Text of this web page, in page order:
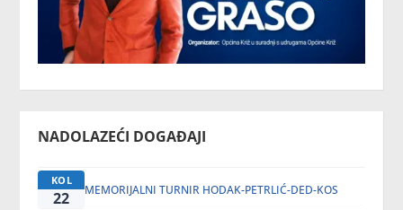
NADOLAZEĆI DOGAĐAJI
KOL
22 MEMORIJALNI TURNIR HODAK-PETRLIĆ-DED-KOS